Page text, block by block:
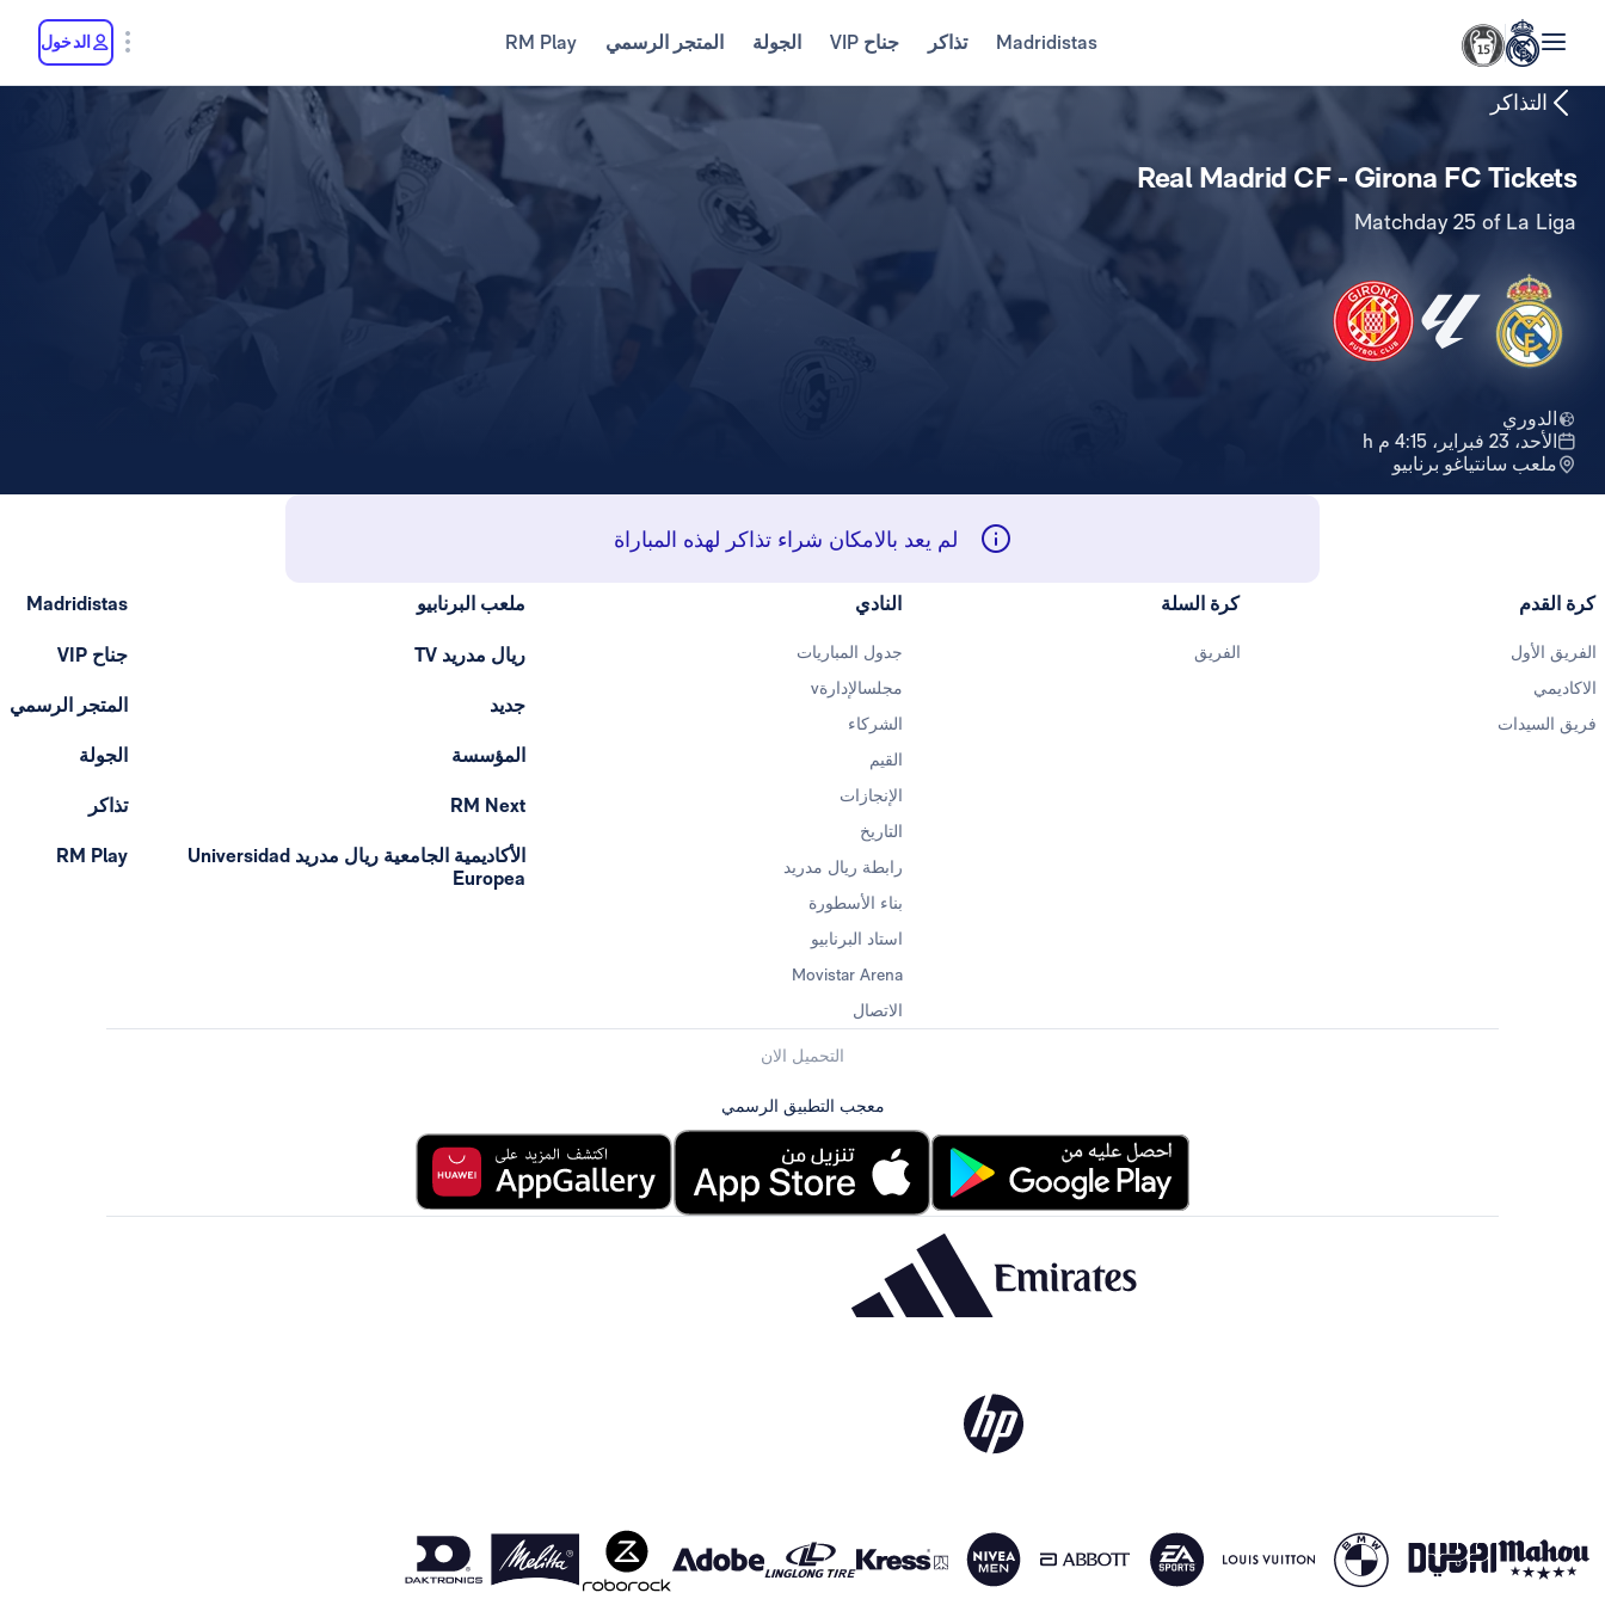
Madridistas تذاكر جناح VIP الجولة المتجر الرسمي RM Play الدخول
التذاكر
Real Madrid CF - Girona FC Tickets
Matchday 25 of La Liga
الدوري
الأحد، 23 فبراير، 4:15 م h
ملعب سانتياغو برنابيو
لم يعد بالامكان شراء تذاكر لهذه المباراة
كرة القدم
الفريق الأول
الاكاديمي
فريق السيدات
كرة السلة
الفريق
النادي
جدول المباريات
مجلسالإدارةv
الشركاء
القيم
الإنجازات
التاريخ
رابطة ريال مدريد
بناء الأسطورة
استاد البرنابيو
Movistar Arena
الاتصال
ملعب البرنابيو
ريال مدريد TV
جديد
المؤسسة
RM Next
الأكاديمية الجامعية ريال مدريد Universidad
Europea
Madridistas
جناح VIP
المتجر الرسمي
الجولة
تذاكر
RM Play
التحميل الان
معجب التطبيق الرسمي